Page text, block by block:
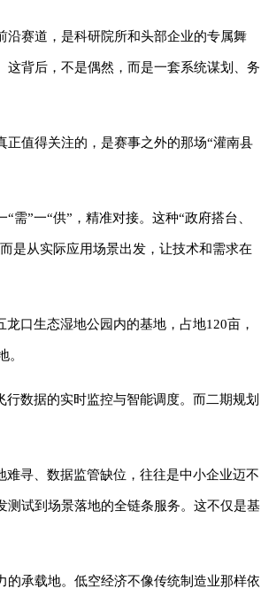
沿赛道，是科研院所和头部企业的专属舞
背后，不是偶然，而是一套系统谋划、务
值得关注的，是赛事之外的那场“灌南县
”一“供”，精准对接。这种“政府搭台、
是从实际应用场景出发，让技术和需求在
口生态湿地公园内的基地，占地120亩，
。
数据的实时监控与智能调度。而二期规划
寻、数据监管缺位，往往是中小企业迈不
试到场景落地的全链条服务。这不仅是基
承载地。低空经济不像传统制造业那样依